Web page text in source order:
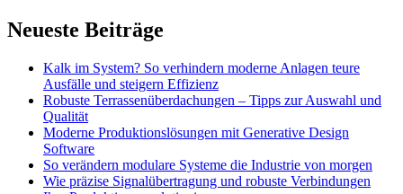
Neueste Beiträge
Kalk im System? So verhindern moderne Anlagen teure
Ausfälle und steigern Effizienz
Robuste Terrassenüberdachungen – Tipps zur Auswahl und
Qualität
Moderne Produktionslösungen mit Generative Design
Software
So verändern modulare Systeme die Industrie von morgen
Wie präzise Signalübertragung und robuste Verbindungen